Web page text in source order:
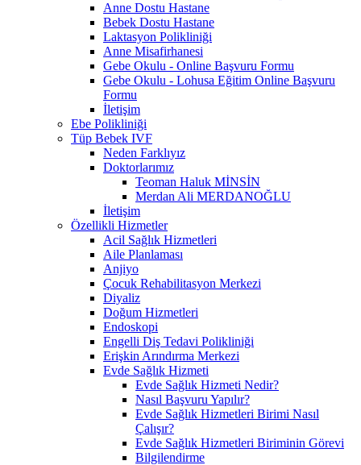
Anne Dostu Hastane
Bebek Dostu Hastane
Laktasyon Polikliniği
Anne Misafirhanesi
Gebe Okulu - Online Başvuru Formu
Gebe Okulu - Lohusa Eğitim Online Başvuru
Formu
İletişim
Ebe Polikliniği
Tüp Bebek IVF
Neden Farklıyız
Doktorlarımız
Teoman Haluk MİNSİN
Merdan Ali MERDANOĞLU
İletişim
Özellikli Hizmetler
Acil Sağlık Hizmetleri
Aile Planlaması
Anjiyo
Çocuk Rehabilitasyon Merkezi
Diyaliz
Doğum Hizmetleri
Endoskopi
Engelli Diş Tedavi Polikliniği
Erişkin Arındırma Merkezi
Evde Sağlık Hizmeti
Evde Sağlık Hizmeti Nedir?
Nasıl Başvuru Yapılır?
Evde Sağlık Hizmetleri Birimi Nasıl
Çalışır?
Evde Sağlık Hizmetleri Biriminin Görevi
Bilgilendirme